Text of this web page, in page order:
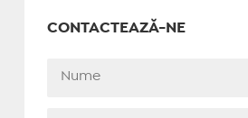
CONTACTEAZĂ-NE